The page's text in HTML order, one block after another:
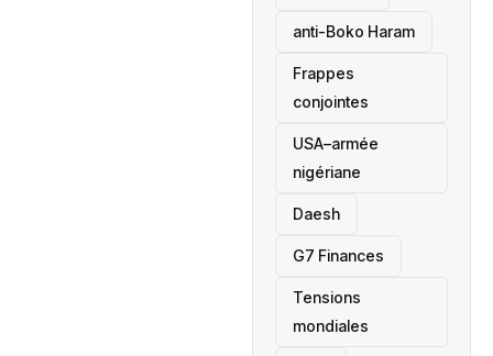
anti-Boko Haram
Frappes
conjointes
USA–armée
nigériane
Daesh
‎G7 Finances
Tensions
mondiales